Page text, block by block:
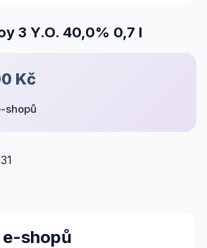
3 Y.O. 40,0% 0,7 l
Kč
shopů
shopů